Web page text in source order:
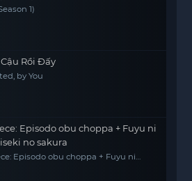
1)
Rồi Đấy
by You
Episodo obu choppa + Fuyu ni
no sakura
Episodo obu choppa + Fuyu ni